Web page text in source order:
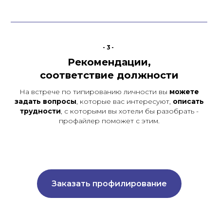
-3-
Рекомендации,
соответствие должности
На встрече по типированию личности вы можете
задать вопросы, которые вас интересуют, описать
трудности, с которыми вы хотели бы разобрать -
профайлер поможет с этим.
Заказать профилирование